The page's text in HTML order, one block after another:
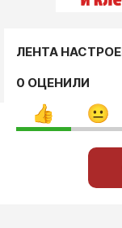
ЛЕНТА
0 ОЦЕНИЛИ